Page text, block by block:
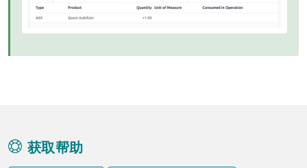
获取帮助